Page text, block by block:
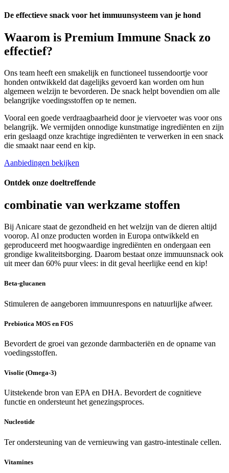
De effectieve snack voor het immuunsysteem van je hond
Waarom is Premium Immune Snack zo
effectief?
Ons team heeft een smakelijk en functioneel tussendoortje voor
honden ontwikkeld dat dagelijks gevoerd kan worden om hun
algemeen welzijn te bevorderen. De snack helpt bovendien om alle
belangrijke voedingsstoffen op te nemen.
Vooral een goede verdraagbaarheid door je viervoeter was voor ons
belangrijk. We vermijden onnodige kunstmatige ingrediënten en zijn
erin geslaagd onze krachtige ingrediënten te verwerken in een snack
die smaakt naar eend en kip.
Aanbiedingen bekijken
Ontdek onze doeltreffende
combinatie van werkzame stoffen
Bij Anicare staat de gezondheid en het welzijn van de dieren altijd
voorop. Al onze producten worden in Europa ontwikkeld en
geproduceerd met hoogwaardige ingrediënten en ondergaan een
grondige kwaliteitsborging. Daarom bestaat onze immuunsnack ook
uit meer dan 60% puur vlees: in dit geval heerlijke eend en kip!
Beta-glucanen
Stimuleren de aangeboren immuunrespons en natuurlijke afweer.
Prebiotica MOS en FOS
Bevordert de groei van gezonde darmbacteriën en de opname van
voedingsstoffen.
Visolie (Omega-3)
Uitstekende bron van EPA en DHA. Bevordert de cognitieve
functie en ondersteunt het genezingsproces.
Nucleotide
Ter ondersteuning van de vernieuwing van gastro-intestinale cellen.
Vitamines